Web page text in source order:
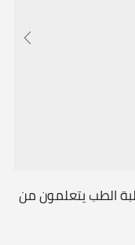
الطب يتعلمون من